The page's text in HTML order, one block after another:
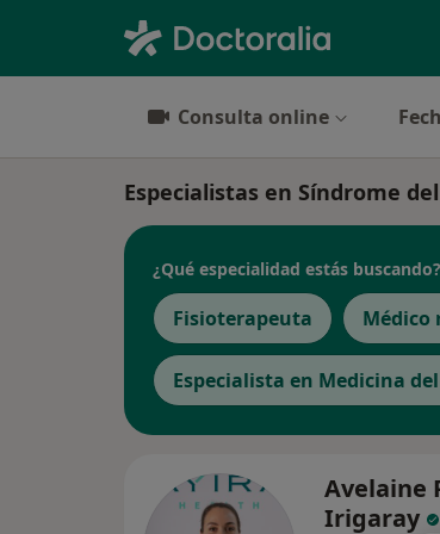
Consulta online
Especialistas en Síndrome
¿Qué especialidad estás buscando?
Fisioterapeuta
Especialista en Medicina
Avelaine
Irigaray